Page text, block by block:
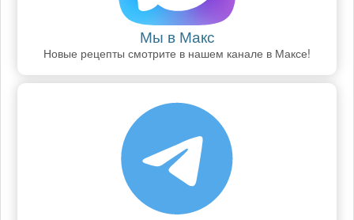
Мы в Макс
Новые рецепты смотрите в нашем канале в Максе!